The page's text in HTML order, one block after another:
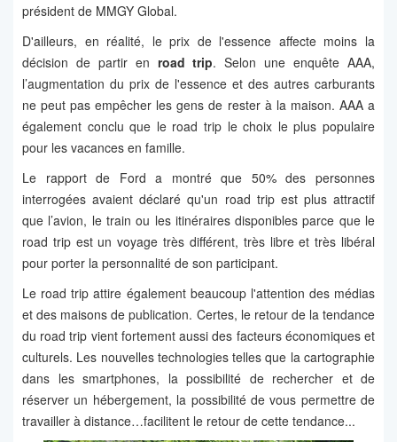
président de MMGY Global.
D'ailleurs, en réalité, le prix de l'essence affecte moins la
décision de partir en road trip. Selon une enquête AAA,
l’augmentation du prix de l'essence et des autres carburants
ne peut pas empêcher les gens de rester à la maison. AAA a
également conclu que le road trip le choix le plus populaire
pour les vacances en famille.
Le rapport de Ford a montré que 50% des personnes
interrogées avaient déclaré qu'un road trip est plus attractif
que l’avion, le train ou les itinéraires disponibles parce que le
road trip est un voyage très différent, très libre et très libéral
pour porter la personnalité de son participant.
Le road trip attire également beaucoup l'attention des médias
et des maisons de publication. Certes, le retour de la tendance
du road trip vient fortement aussi des facteurs économiques et
culturels. Les nouvelles technologies telles que la cartographie
dans les smartphones, la possibilité de rechercher et de
réserver un hébergement, la possibilité de vous permettre de
travailler à distance…facilitent le retour de cette tendance...